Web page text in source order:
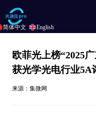
欧菲光上榜“2025
获光学光电行业5A
来源：集微网
简体中文 English